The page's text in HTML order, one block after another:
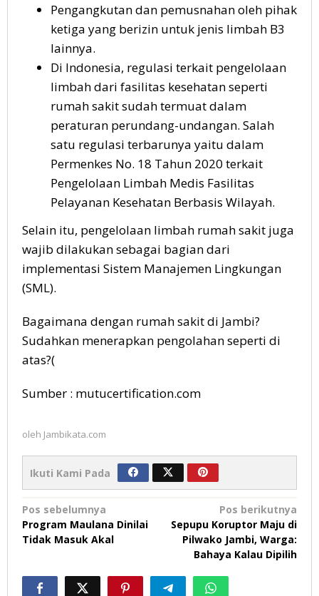
Pengangkutan dan pemusnahan oleh pihak
ketiga yang berizin untuk jenis limbah B3
lainnya.
Di Indonesia, regulasi terkait pengelolaan
limbah dari fasilitas kesehatan seperti
rumah sakit sudah termuat dalam
peraturan perundang-undangan. Salah
satu regulasi terbarunya yaitu dalam
Permenkes No. 18 Tahun 2020 terkait
Pengelolaan Limbah Medis Fasilitas
Pelayanan Kesehatan Berbasis Wilayah.
Selain itu, pengelolaan limbah rumah sakit juga
wajib dilakukan sebagai bagian dari
implementasi Sistem Manajemen Lingkungan
(SML).
Bagaimana dengan rumah sakit di Jambi?
Sudahkan menerapkan pengolahan seperti di
atas?(
Sumber : mutucertification.com
oleh Jambikata.com
Ikuti Kami Pada
Navigasi
pos
Pos sebelumnya
Program Maulana Dinilai
Tidak Masuk Akal
Pos berikutnya
Sepupu Koruptor Maju di
Pilwako Jambi, Warga:
Bahaya Kalau Dipilih